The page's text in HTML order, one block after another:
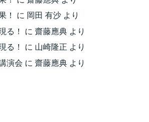
！ に 岡田 有沙 より
る！ に齋藤應典 より
る！ に 山崎隆正 より
演会 に齋藤應典 より